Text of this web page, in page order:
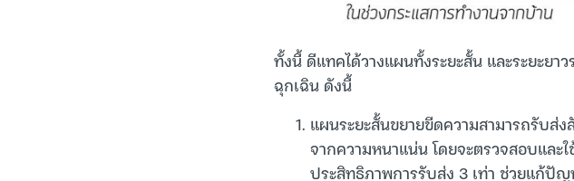
ทั้งนี้ ดีแทคได้วางแผนทั้งระยะสั้น และระยะย
ฉุกเฉิน ดังนี้
แผนระยะสั้นขยายขีดความสามารถรับ
จากความหนาแน่น โดยจะตรวจสอบและ
ประสิทธิภาพการรับส่ง 3 เท่า ช่วยแก้ปัญ